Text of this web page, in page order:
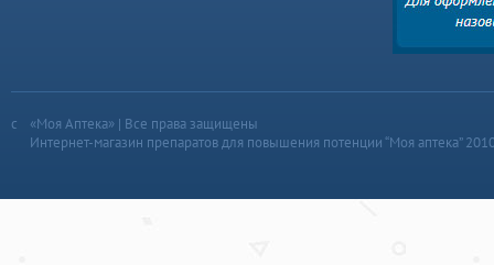
«Моя Аптека» | Все права защищены
Интернет-магазин препаратов для повышения потенции “Моя аптека”